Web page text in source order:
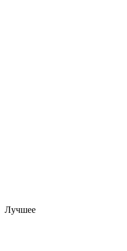
Лучшее